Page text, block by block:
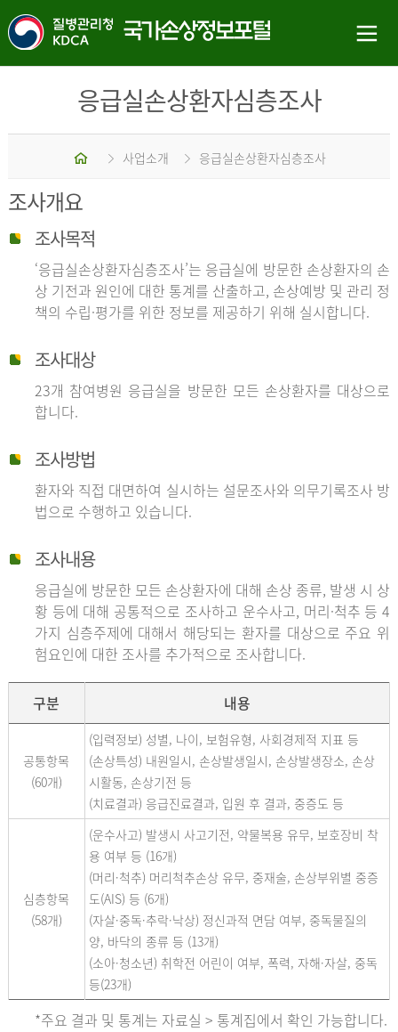
응급실손상환자심층조사
홈 사업소개 응급실손상환자심층조사
조사개요
조사목적
‘응급실손상환자심층조사’는 응급실에 방문한 손상환자의 손
상 기전과 원인에 대한 통계를 산출하고, 손상예방 및 관리 정
책의 수립·평가를 위한 정보를 제공하기 위해 실시합니다.
조사대상
23개 참여병원 응급실을 방문한 모든 손상환자를 대상으로
합니다.
조사방법
환자와 직접 대면하여 실시하는 설문조사와 의무기록조사 방
법으로 수행하고 있습니다.
조사내용
응급실에 방문한 모든 손상환자에 대해 손상 종류, 발생 시 상
황 등에 대해 공통적으로 조사하고 운수사고, 머리·척추 등 4
가지 심층주제에 대해서 해당되는 환자를 대상으로 주요 위
험요인에 대한 조사를 추가적으로 조사합니다.
구분 내용
공통항목
(60개)
(입력정보) 성별, 나이, 보험유형, 사회경제적 지표 등
(손상특성) 내원일시, 손상발생일시, 손상발생장소, 손상
시활동, 손상기전 등
(치료결과) 응급진료결과, 입원 후 결과, 중증도 등
심층항목
(58개)
(운수사고) 발생시 사고기전, 약물복용 유무, 보호장비 착
용 여부 등 (16개)
(머리·척추) 머리척추손상 유무, 중재술, 손상부위별 중증
도(AIS) 등 (6개)
(자살·중독·추락·낙상) 정신과적 면담 여부, 중독물질의
양, 바닥의 종류 등 (13개)
(소아·청소년) 취학전 어린이 여부, 폭력, 자해·자살, 중독
등(23개)
*주요 결과 및 통계는 자료실 > 통계집에서 확인 가능합니다.